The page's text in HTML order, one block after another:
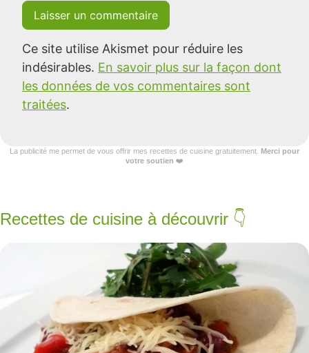
Ce site utilise Akismet pour réduire les
indésirables. En savoir plus sur la façon dont
les données de vos commentaires sont
traitées.
La publicité me permet de vous offrir mes recettes de cuisine gratuitement. Merci pour
votre soutien ❤️
Recettes de cuisine à découvrir 👇